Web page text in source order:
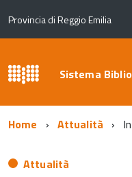
Provincia di Reggio Emilia
Sistema
Home Attualità
Attualità